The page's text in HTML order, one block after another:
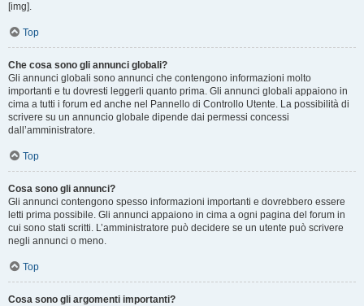
[img].
Top
Che cosa sono gli annunci globali?
Gli annunci globali sono annunci che contengono informazioni molto
importanti e tu dovresti leggerli quanto prima. Gli annunci globali appaiono in
cima a tutti i forum ed anche nel Pannello di Controllo Utente. La possibilità di
scrivere su un annuncio globale dipende dai permessi concessi
dall’amministratore.
Top
Cosa sono gli annunci?
Gli annunci contengono spesso informazioni importanti e dovrebbero essere
letti prima possibile. Gli annunci appaiono in cima a ogni pagina del forum in
cui sono stati scritti. L’amministratore può decidere se un utente può scrivere
negli annunci o meno.
Top
Cosa sono gli argomenti importanti?